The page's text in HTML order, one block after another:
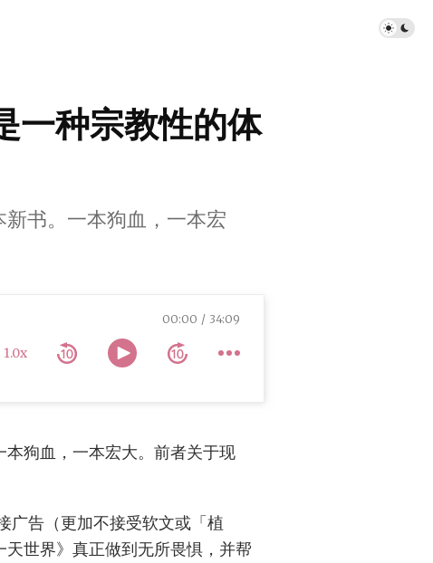
一种宗教性的体
书。一本狗血，一本宏
1.0x
00:00 34:09
狗血，一本宏大。前者关于现
广告（更加不接受软文或「植
天世界》真正做到无所畏惧，并帮